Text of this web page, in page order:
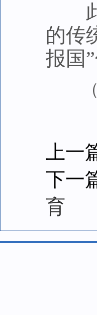
此
的传
报国
（
上一
下一
育